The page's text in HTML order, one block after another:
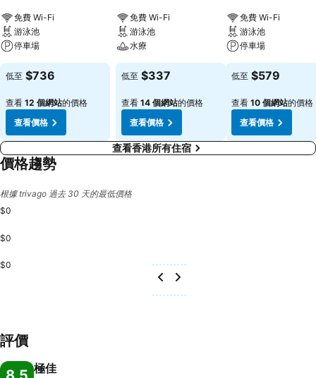
免費 Wi-Fi
游泳池
停車場
低至 $736
查看 12 個網站的價格
查看價格
免費 Wi-Fi
游泳池
水療
低至 $337
查看 14 個網站的價格
查看價格
免費 Wi-Fi
游泳池
停車場
低至 $579
查看 10 個網站的價格
查看價格
查看香港所有住宿
價格趨勢
根據 trivago 過去 30 天的最低價格
$0
$0
$0
評價
極佳